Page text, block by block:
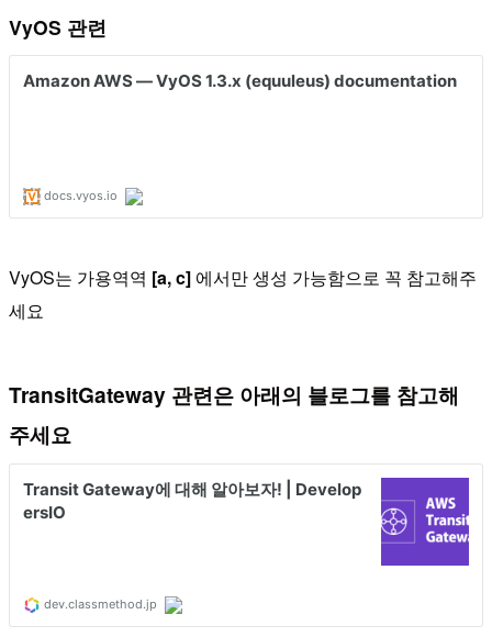
VyOS 관련
VyOS는 가용역역 [a, c] 에서만 생성 가능함으로 꼭 참고해주
세요
TransitGateway 관련은 아래의 블로그를 참고해
주세요